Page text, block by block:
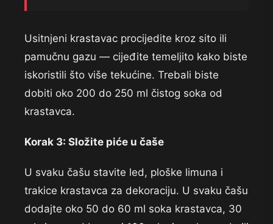
Usitnjeni krastavac procijedite kroz sito ili
pamučnu gazu — cijeđite temeljito kako biste
iskoristili što više tekućine. Trebali biste
dobiti oko 200 do 250 ml čistog soka od
krastavca.
Korak 3: Složite piće u čaše
U svaku čašu stavite led, ploške limuna i
trakice krastavca za dekoraciju. U svaku čašu
dodajte oko 50 do 60 ml soka krastavca, 30